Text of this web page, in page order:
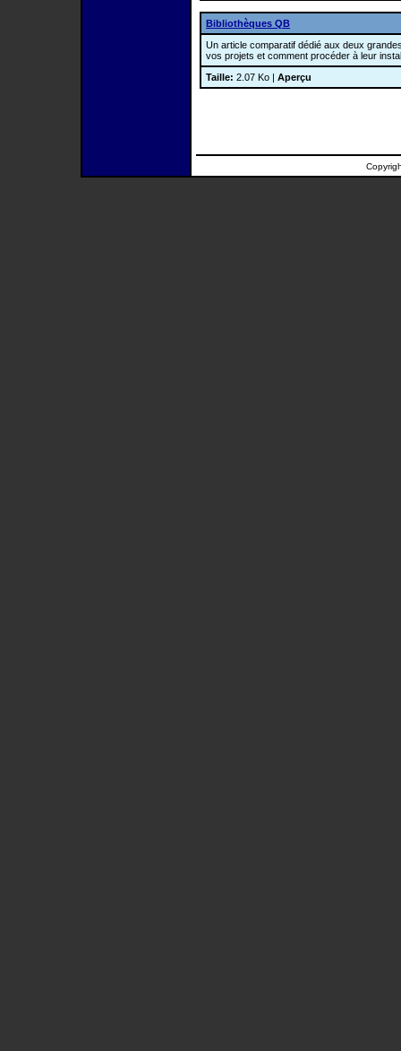
Bibliothèques QB
Un article comparatif dédié aux deux
vos projets et comment procéder à leur
Taille: 2.07 Ko | Aperçu